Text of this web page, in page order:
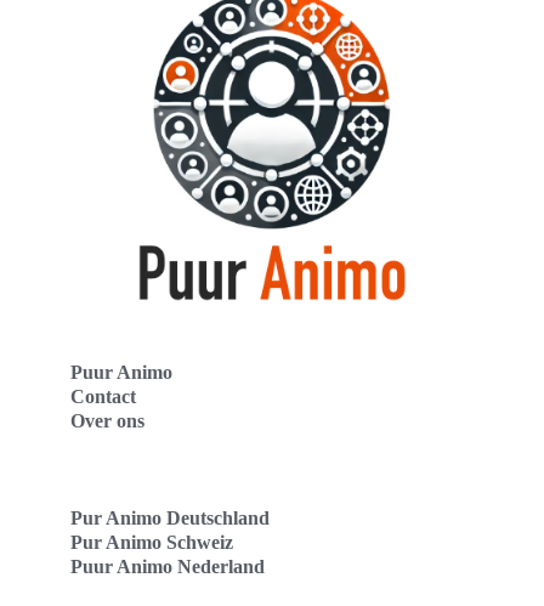
Puur Animo
Contact
Over ons
Pur Animo Deutschland
Pur Animo Schweiz
Puur Animo Nederland